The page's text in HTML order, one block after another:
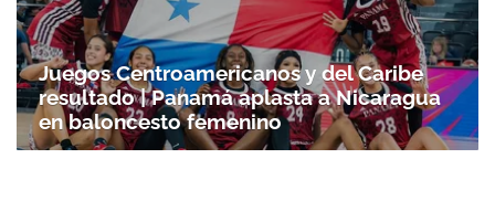
Juegos Centroamericanos y del Caribe
resultado | Panamá aplasta a Nicaragua
en baloncesto femenino